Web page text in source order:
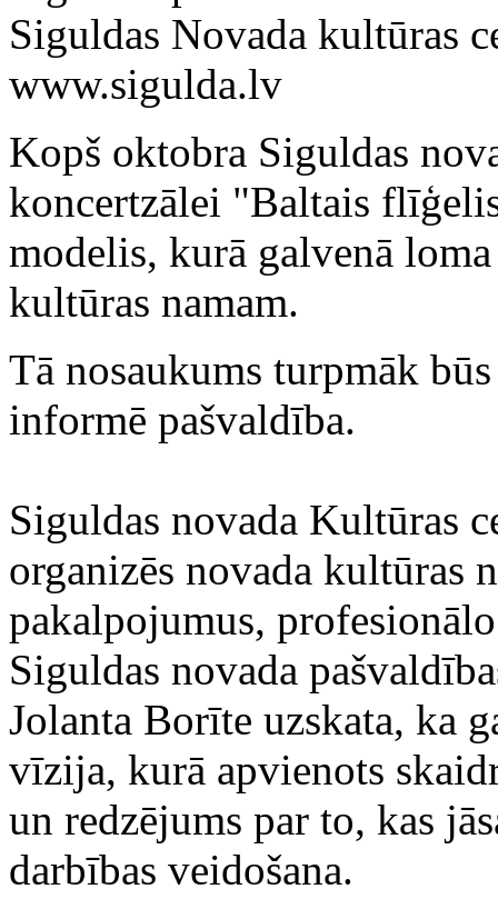
Siguldas Novada kultūras
www.sigulda.lv
Kopš oktobra Siguldas
koncertzālei "Baltais
modelis, kurā galvenā
kultūras namam.
Tā nosaukums turpmāk
informē pašvaldība.
Siguldas novada Kultūras
organizēs novada kultūras
pakalpojumus,
Siguldas novada
Jolanta Borīte uzskata, ka
vīzija, kurā apvienots
un redzējums par to, kas
darbības veidošana.